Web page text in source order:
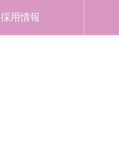
採用情報